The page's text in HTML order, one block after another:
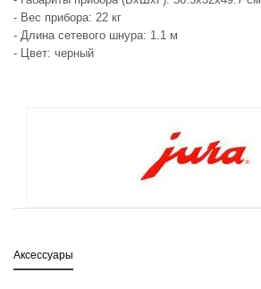
- Вес прибора: 22 кг
- Длина сетевого шнура: 1.1 м
- Цвет: черный
Аксессуары